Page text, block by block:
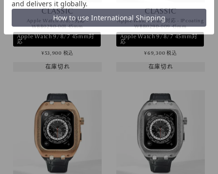
CLASSIC
Apple Watch 9/8/7対応 -
WBB0290-001 45mm
Apple Watch 9/8/7 45mm対
応
¥ 53,900 税込
在庫切れ
CLASSIC
Apple Watch 9/8/7対応 - IPcoating
WBB0290-009 45mm
Apple Watch 9/8/7 45mm対
応
¥69,300 税込
在庫切れ